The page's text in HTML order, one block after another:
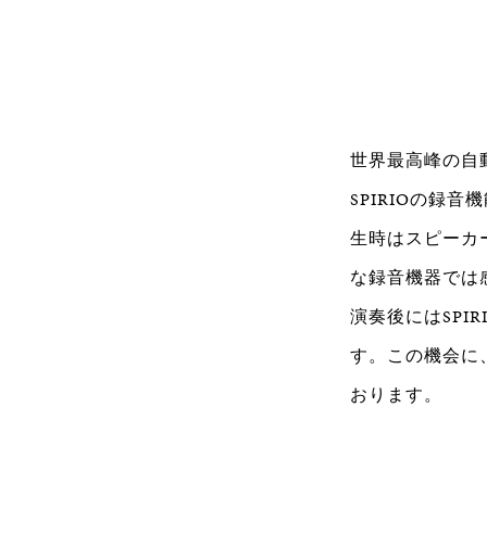
世界最高峰の自
SPIRIOの録音
生時はスピーカ
な録音機器で
演奏後には
す。この機会に
おります。